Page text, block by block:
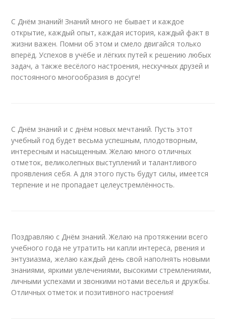
С Днём знаний! Знаний много не бывает и каждое
открытие, каждый опыт, каждая история, каждый факт в
жизни важен. Помни об этом и смело двигайся только
вперёд. Успехов в учёбе и лёгких путей к решению любых
задач, а также весёлого настроения, нескучных друзей и
постоянного многообразия в досуге!
С Днём знаний и с днём новых мечтаний. Пусть этот
учебный год будет весьма успешным, плодотворным,
интересным и насыщенным. Желаю много отличных
отметок, великолепных выступлений и талантливого
проявления себя. А для этого пусть будут силы, имеется
терпение и не пропадает целеустремлённость.
Поздравляю с Днём знаний. Желаю на протяжении всего
учебного года не утратить ни капли интереса, рвения и
энтузиазма, желаю каждый день свой наполнять новыми
знаниями, яркими увлечениями, высокими стремлениями,
личными успехами и звонкими нотами веселья и дружбы.
Отличных отметок и позитивного настроения!